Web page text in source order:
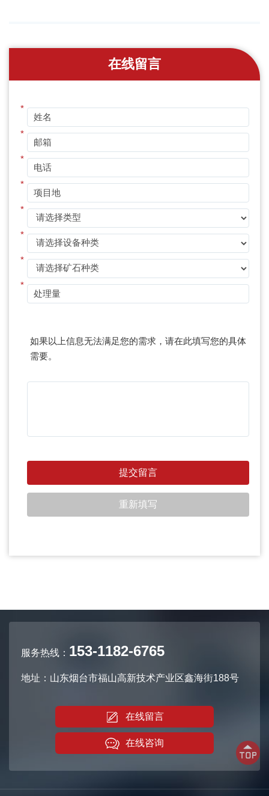
在线留言
*
*
*
*
*
*
*
*
如果以上信息无法满足您的需求，请在此填写您的具体
需要。
服务热线： 153-1182-6765
地址：山东烟台市福山高新技术产业区鑫海街188号
在线留言
在线咨询